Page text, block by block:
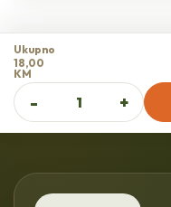
Ukupno
18,00
KM
-
oraha
quantity
+